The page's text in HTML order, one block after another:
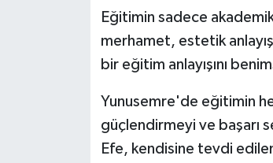
Eğitimin sadece
merhamet, estetik
bir eğitim anlayışını
Yunusemre'de eğitimin
güçlendirmeyi ve başarı
Efe, kendisine tevdi